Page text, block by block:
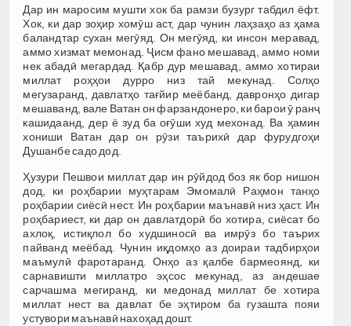
Дар ин маросим мушти хок ба рамзи бузург табдил ёфт.
Хок, ки дар зоҳир хомӯш аст, дар чунин лаҳзаҳо аз ҳама
баландтар сухан мегӯяд. Он мегӯяд, ки инсон меравад,
аммо хизмат мемонад. Ҷисм фано мешавад, аммо номи
нек абадӣ мегардад. Қабр дур мешавад, аммо хотираи
миллат роҳҳои дурро низ тай мекунад. Солҳо
мегузаранд, давлатҳо тағйир меёбанд, давронҳо дигар
мешаванд, вале Ватан он фарзандонеро, ки барои ӯ ранҷ
кашидаанд, дер ё зуд ба оғӯши худ мехонад. Ва ҳамин
хониши Ватан дар он рӯзи таърихӣ дар фурудгоҳи
Душанбе садо дод.
Ҳузури Пешвои миллат дар ин рӯйдод боз як бор нишон
дод, ки роҳбарии муҳтарам Эмомалӣ Раҳмон танҳо
роҳбарии сиёсӣ нест. Ин роҳбарии маънавӣ низ ҳаст. Ин
роҳбариест, ки дар он давлатдорӣ бо хотира, сиёсат бо
ахлоқ, истиқлол бо худшиносӣ ва имрӯз бо таърих
пайванд меёбад. Чунин иқдомҳо аз доираи тадбирҳои
маъмулӣ фаротаранд. Онҳо аз қалбе бармеоянд, ки
сарнавишти миллатро эҳсос мекунад, аз андешае
сарчашма мегиранд, ки медонад миллат бе хотира
миллат нест ва давлат бе эҳтиром ба гузашта пояи
устувори маънавӣ нахоҳад дошт.